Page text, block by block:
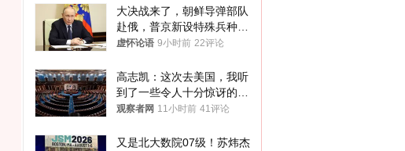
大决战来了，朝鲜导弹部队
赴俄，普京新设特殊兵种，
76岁老将扛旗
虚怀论语 9小时前 22评论
高志凯：这次去美国，我听
到了一些令人十分惊讶的消
息
观察者网 11小时前 41评论
又是北大数院07级！苏炜杰